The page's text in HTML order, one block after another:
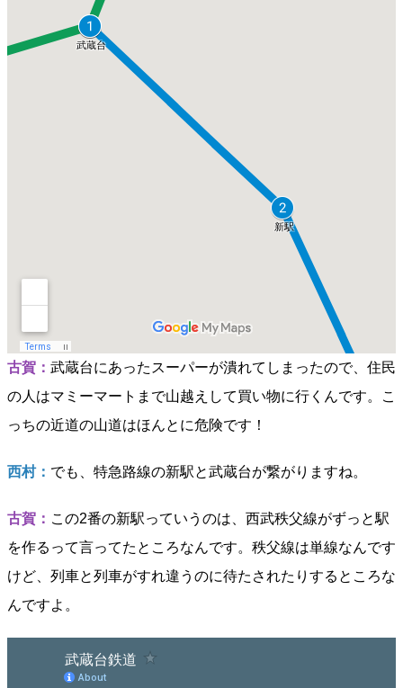
古賀： 武蔵台にあったスーパーが潰れてしまったので、住民
の人はマミーマートまで山越えして買い物に行くんです。こ
っちの近道の山道はほんとに危険です！
西村： でも、特急路線の新駅と武蔵台が繋がりますね。
古賀： この2番の新駅っていうのは、西武秩父線がずっと駅
を作るって言ってたところなんです。秩父線は単線なんです
けど、列車と列車がすれ違うのに待たされたりするところな
んですよ。